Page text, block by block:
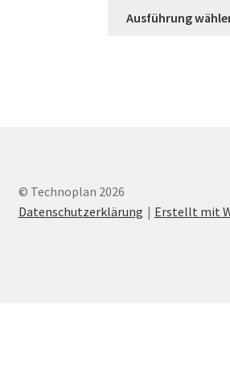
Ausführung
© Technoplan 2026
Datenschutzerklärung
Erstellt mit